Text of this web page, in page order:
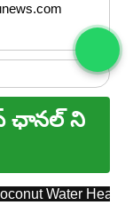
ఛానల్ ని
Water Health